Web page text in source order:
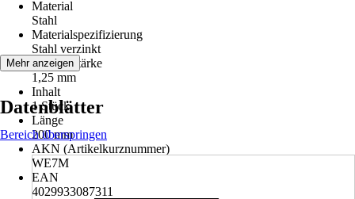
Material
Stahl
Materialspezifizierung
Stahl verzinkt
Materialstärke
1,25 mm
Inhalt
1 Stück
Länge
200 mm
AKN (Artikelkurznummer)
WE7M
EAN
4029933087311
Mehr anzeigen
Datenblätter
Bereich überspringen